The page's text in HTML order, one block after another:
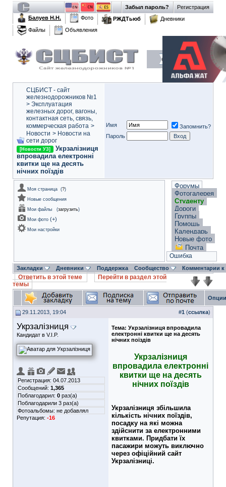
Регистрация
Забыл пароль?
Балуев Н.Н.
Фото РЖДТьюб
Дневники
Файлы
Объявления
СЦБИСТ - сайт
железнодорожников №1
> Эксплуатация
железных дорог, вагоны,
контактная сеть, связь,
коммерческая работа >
Новости > Новости на
сети дорог
[Новости УЗ]
Укрзалізниця
впровадила електронні
квитки ще на десять
нічних поїздів
Имя
Запомнить?
Пароль
Моя страница (?)
Новые сообщения
Мои файлы
(загрузить)
Мои фото (+)
Мои настройки
Форумы
Фотогалерея
Студенту
Дороги
Группы
Помощь
Календарь
Новые фото
Почта
Ошибка
Закладки Дневники Поддержка Сообщество Комментарии
Ответить в этой теме
Перейти в раздел этой
темы
29.11.2013, 19:04 #1 (ссылка)
Укрзалізниця
Кандидат в V.I.P.
Регистрация: 04.07.2013
Сообщений: 1,365
Поблагодарил: 0 раз(а)
Поблагодарили 3 раз(а)
Фотоальбомы: не добавлял
Репутация: -16
Тема: Укрзалізниця впровадила
електронні квитки ще на десять
нічних поїздів
Укрзалізниця
впровадила електронні
квитки ще на десять
нічних поїздів
Укрзалізниця збільшила
кількість нічних поїздів,
посадку на які можна
здійснити за електронними
квитками. Придбати їх
пасажири можуть виключно
через офіційний сайт
Укрзалізниці.